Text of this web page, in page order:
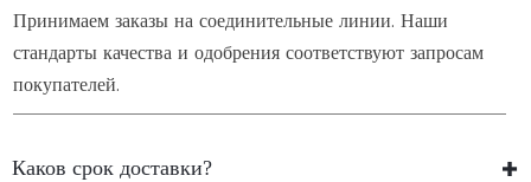
Принимаем заказы на соединительные линии. Наши
стандарты качества и одобрения соответствуют запросам
покупателей.

Каков срок доставки?